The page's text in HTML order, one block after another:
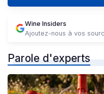
Wine Insiders
Ajoutez-nous à vos
Parole d'experts